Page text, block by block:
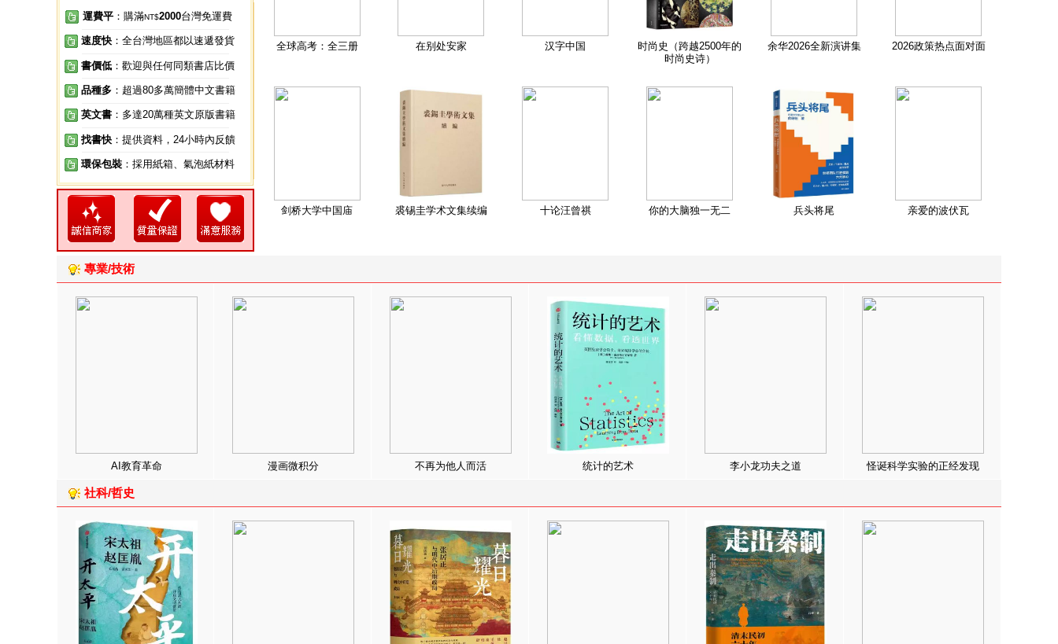
運費平 ：購滿NT$2000台灣免運費
速度快 ：全台灣地區都以速遞發貨
書價低 ：歡迎與任何同類書店比價
品種多 ：超過80多萬簡體中文書籍
英文書 ：多達20萬種英文原版書籍
找書快 ：提供資料，24小時內反饋
環保包裝 ：採用紙箱、氣泡紙材料
全球高考：全三册 在别处安家 汉字中国
时尚史（跨越2500年的
时尚史诗）
余华2026全新演讲集 2026政策热点面对面
剑桥大学中国庙 裘锡圭学术文集续编 十论汪曾祺 你的大脑独一无二 兵头将尾 亲爱的波伏瓦
專業/技術
AI教育革命 漫画微积分 不再为他人而活 统计的艺术 李小龙功夫之道 怪诞科学实验的正经发现
社科/哲史